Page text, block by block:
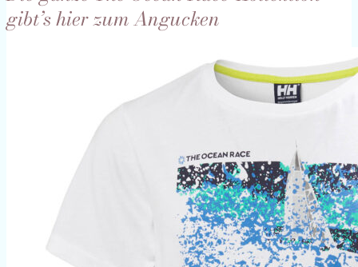
gibt’s hier zum Angucken